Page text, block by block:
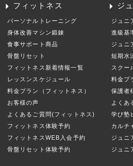
フィットネス
パーソナルトレーニング
身体改善マシン鍛錬
食事サポート商品
骨盤リセット
フィットネス新着情報一覧
レッスンスケジュール
料金プラン（フィットネス）
お客様の声
よくあるご質問(フィットネス)
フィットネス体験予約
フィットネスWEB入会予約
骨盤リセット体験予約
ジ
ジュニ
進級基
ジュニ
短期水
スクー
料金プ
保護者
よくあ
学び塾
カルチ
ジュニ
ジュニ